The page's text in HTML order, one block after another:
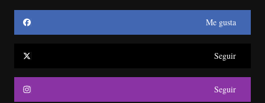
Me gusta
Seguir
Seguir